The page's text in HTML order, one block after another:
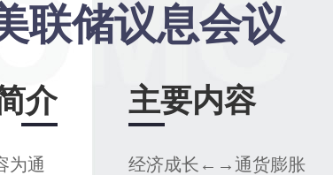
联储议息会议
介
为通
主要内容
经济成长←→通货膨胀